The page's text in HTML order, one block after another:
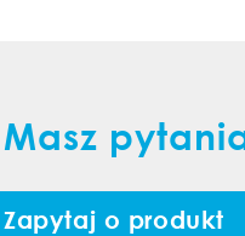
Masz
Zapytaj o produkt